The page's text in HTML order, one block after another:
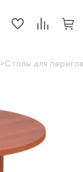
>Столы для